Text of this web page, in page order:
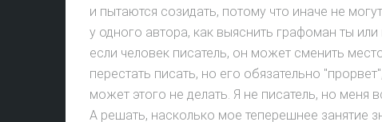
и пытаются созидать, потому что иначе не
у одного автора, как выяснить графоман ты или
если человек писатель, он может сменить
перестать писать, но его обязательно
может этого не делать. Я не писатель, но меня
А решать, насколько мое теперешнее занятие